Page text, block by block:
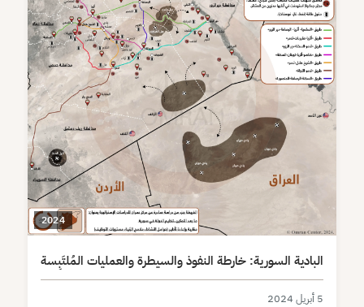
2024
البادية السورية: خارطة النفوذ والسيطرة والعمليات المُلتَبِسة
5 أبريل 2024